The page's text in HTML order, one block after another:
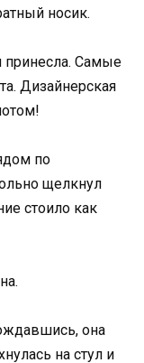
носик.
Самые
Дизайнерская
по
щелкнул
стоило как
она
на стул и